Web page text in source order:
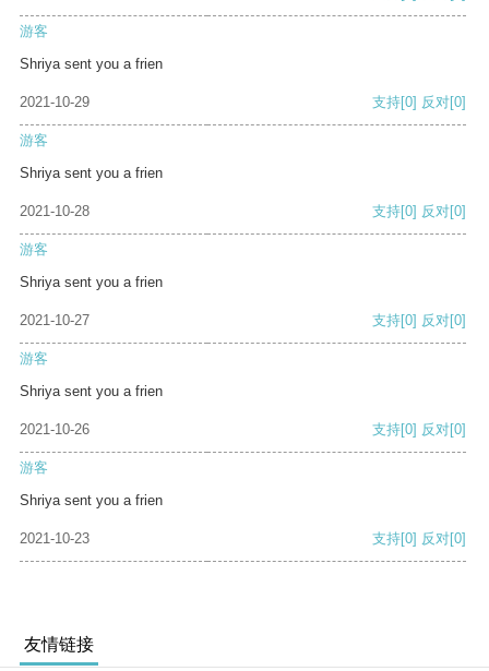
游客
Shriya sent you a frien
2021-10-29 支持[0] 反对[0]
游客
Shriya sent you a frien
2021-10-28 支持[0] 反对[0]
游客
Shriya sent you a frien
2021-10-27 支持[0] 反对[0]
游客
Shriya sent you a frien
2021-10-26 支持[0] 反对[0]
游客
Shriya sent you a frien
2021-10-23 支持[0] 反对[0]
友情链接